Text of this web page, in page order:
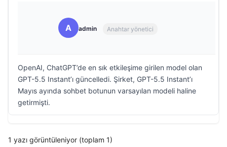
A admin Anahtar yönetici
OpenAI, ChatGPT’de en sık etkileşime girilen model olan
GPT-5.5 Instant’ı güncelledi. Şirket, GPT-5.5 Instant’ı
Mayıs ayında sohbet botunun varsayılan modeli haline
getirmişti.
1 yazı görüntüleniyor (toplam 1)